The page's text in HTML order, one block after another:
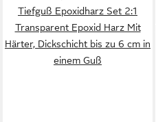
Tiefguß Epoxidharz Set 2:1
Transparent Epoxid Harz Mit
Härter, Dickschicht bis zu 6 cm in
einem Guß